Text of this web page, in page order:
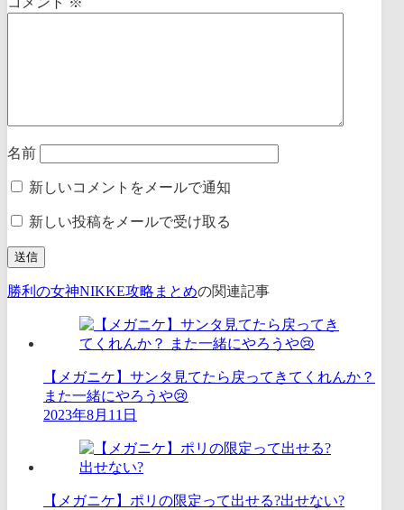
名前
新しいコメントをメールで通知
新しい投稿をメールで受け取る
勝利の女神NIKKE攻略まとめの関連記事
【メガニケ】サンタ見てたら戻ってきてくれんか？
また一緒にやろうや😢
2023年8月11日
【メガニケ】ポリの限定って出せる?出せない?